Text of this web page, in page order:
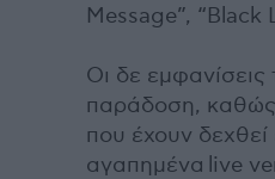
Message”, “Black
Οι δε
παράδοση, καθώς
που έχουν
αγαπημένα live